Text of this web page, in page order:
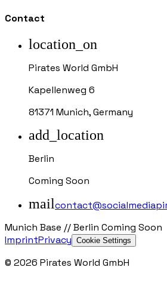
Contact
location_on
Pirates World GmbH
Kapellenweg 6
81371 Munich, Germany
add_location
Berlin
Coming Soon
mail
Munich Base // Berlin Coming Soon
ImprintPrivacy Cookie Settings
© 2026 Pirates World GmbH